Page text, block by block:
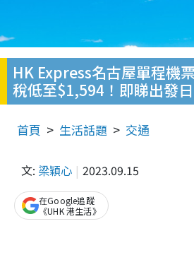
HK Express名古屋單程機
稅低至$1,594！即睇出發
首頁 生活話題 交通
文: 梁穎心 2023.09.15
在Google追蹤
《UHK 港生活》